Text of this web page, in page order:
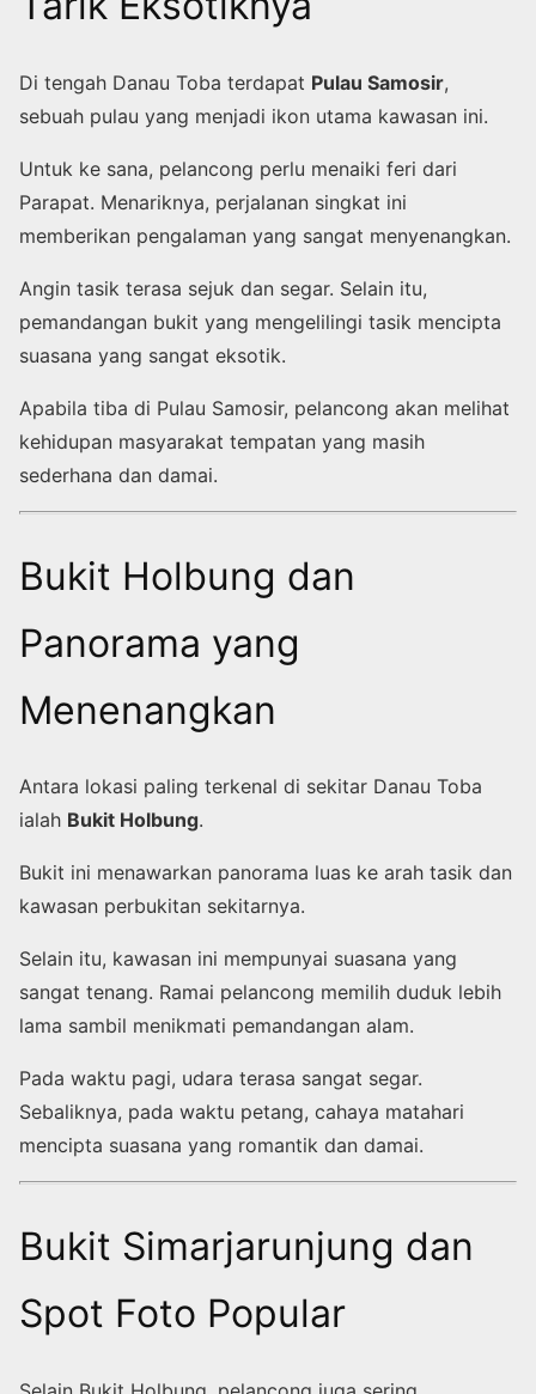
Di tengah Danau Toba terdapat Pulau Samosir,
sebuah pulau yang menjadi ikon utama kawasan ini.
Untuk ke sana, pelancong perlu menaiki feri dari
Parapat. Menariknya, perjalanan singkat ini
memberikan pengalaman yang sangat menyenangkan.
Angin tasik terasa sejuk dan segar. Selain itu,
pemandangan bukit yang mengelilingi tasik mencipta
suasana yang sangat eksotik.
Apabila tiba di Pulau Samosir, pelancong akan melihat
kehidupan masyarakat tempatan yang masih
sederhana dan damai.
Bukit Holbung dan
Panorama yang
Menenangkan
Antara lokasi paling terkenal di sekitar Danau Toba
ialah Bukit Holbung.
Bukit ini menawarkan panorama luas ke arah tasik dan
kawasan perbukitan sekitarnya.
Selain itu, kawasan ini mempunyai suasana yang
sangat tenang. Ramai pelancong memilih duduk lebih
lama sambil menikmati pemandangan alam.
Pada waktu pagi, udara terasa sangat segar.
Sebaliknya, pada waktu petang, cahaya matahari
mencipta suasana yang romantik dan damai.
Bukit Simarjarunjung dan
Spot Foto Popular